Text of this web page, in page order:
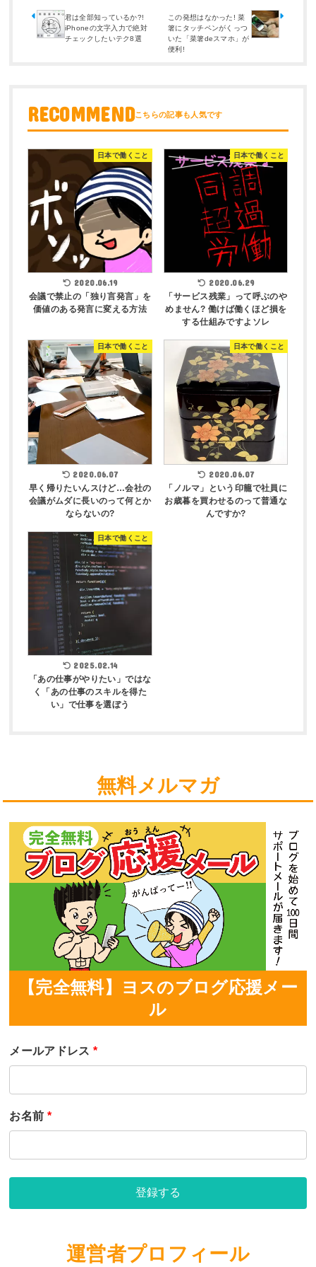
君は全部知っているか?!
iPhoneの文字入力で絶対
チェックしたいテク8選
この発想はなかった! 菜
箸にタッチペンがくっつ
いた「菜箸deスマホ」が
便利!
RECOMMEND
日本で働くこと
2020.06.19
会議で禁止の「独り言発言」を
価値のある発言に変える方法
日本で働くこと
2020.06.29
「サービス残業」って呼ぶのや
めません? 働けば働くほど損を
する仕組みですよソレ
日本で働くこと
2020.06.07
早く帰りたいんスけど…会社の
会議がムダに長いのって何とか
ならないの?
日本で働くこと
2020.06.07
「ノルマ」という印籠で社員に
お歳暮を買わせるのって普通な
んですか?
日本で働くこと
2025.02.14
「あの仕事がやりたい」ではな
く「あの仕事のスキルを得た
い」で仕事を選ぼう
無料メルマガ
【完全無料】ヨスのブログ応援メー
ル
メールアドレス *
お名前 *
登録する
運営者プロフィール